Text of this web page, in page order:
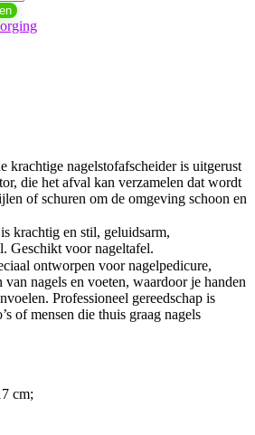
nagelstofafscheider is uitgerust
die het afval kan verzamelen dat wordt
of schuren om de omgeving schoon en
krachtig en stil, geluidsarm,
Geschikt voor nageltafel.
ontworpen voor nagelpedicure,
nagels en voeten, waardoor je handen
Professioneel gereedschap is
of mensen die thuis graag nagels
cm;